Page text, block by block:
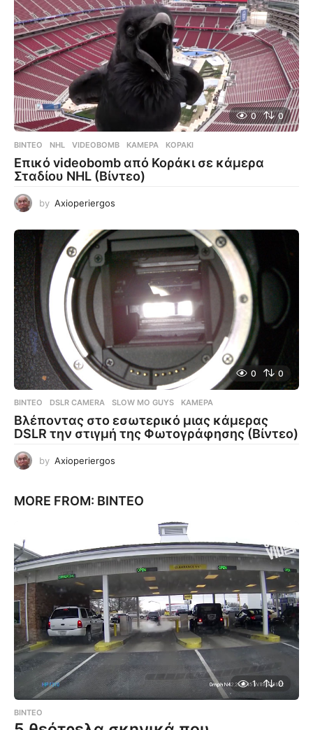
0 0
ΒΊΝΤΕΟ NHL ,VIDEOBOMB ,ΚΆΜΕΡΑ ,ΚΟΡΆΚΙ
Επικό videobomb από Κοράκι σε κάμερα
Σταδίου NHL (Βίντεο)
by Axioperiergos
0 0
ΒΊΝΤΕΟ DSLR CAMERA ,SLOW MO GUYS ,ΚΆΜΕΡΑ
Βλέποντας στο εσωτερικό μιας κάμερας
DSLR την στιγμή της Φωτογράφησης (Βίντεο)
by Axioperiergos
MORE FROM: ΒΊΝΤΕΟ
1 0
ΒΊΝΤΕΟ